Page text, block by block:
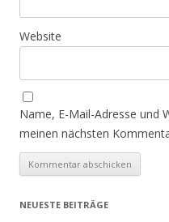
Website
Name, E-Mail-Adresse und
meinen nächsten
NEUESTE BEITRÄGE